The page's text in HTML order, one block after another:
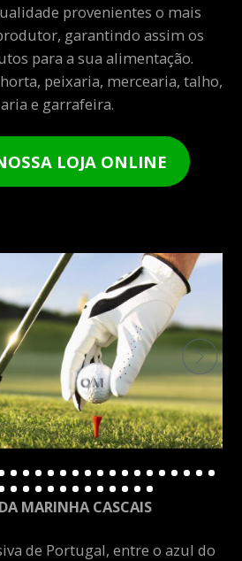
provenientes o mais
garantindo assim os
para a sua alimentação.
peixaria, mercearia, talho,
e garrafeira.
LOJA ONLINE
MARINHA CASCAIS
de Portugal, entre o azul do